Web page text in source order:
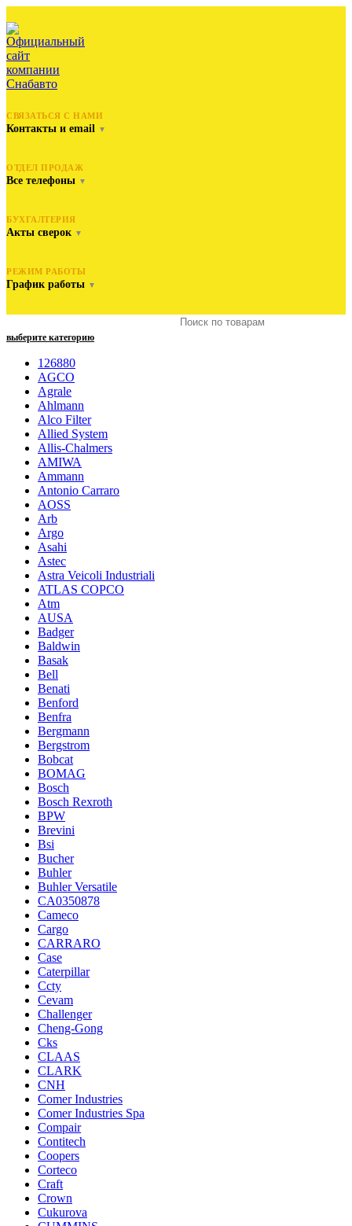
СВЯЗАТЬСЯ С НАМИ
Контакты и email ▼
ОТДЕЛ ПРОДАЖ
Все телефоны ▼
БУХГАЛТЕРИЯ
Акты сверок ▼
РЕЖИМ РАБОТЫ
График работы ▼
выберите категорию
126880
AGCO
Agrale
Ahlmann
Alco Filter
Allied System
Allis-Chalmers
AMIWA
Ammann
Antonio Carraro
AOSS
Arb
Argo
Asahi
Astec
Astra Veicoli Industriali
ATLAS COPCO
Atm
AUSA
Badger
Baldwin
Basak
Bell
Benati
Benford
Benfra
Bergmann
Bergstrom
Bobcat
BOMAG
Bosch
Bosch Rexroth
BPW
Brevini
Bsi
Bucher
Buhler
Buhler Versatile
CA0350878
Cameco
Cargo
CARRARO
Case
Caterpillar
Ccty
Cevam
Challenger
Cheng-Gong
Cks
CLAAS
CLARK
CNH
Comer Industries
Comer Industries Spa
Compair
Contitech
Coopers
Corteco
Craft
Crown
Cukurova